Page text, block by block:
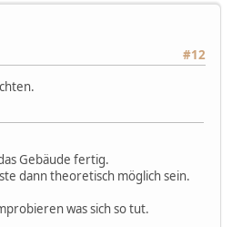
#12
Gebäude fertig.
dann theoretisch möglich sein.
was sich so tut.